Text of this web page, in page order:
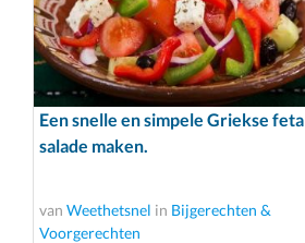
Een snelle en simpele Griekse feta
salade maken.
van Weethetsnel in Bijgerechten &
Voorgerechten